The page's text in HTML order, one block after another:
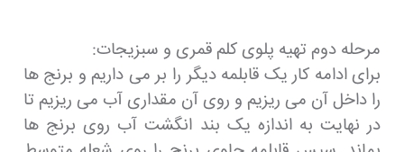
مرحله دوم تهیه پلوی کلم قمری و سبزیجات:
برای ادامه کار یک قابلمه دیگر را بر می داریم و برنج ها
را داخل آن می ریزیم و روی آن مقداری آب می ریزیم تا
در نهایت به اندازه یک بند انگشت آب روی برنج ها